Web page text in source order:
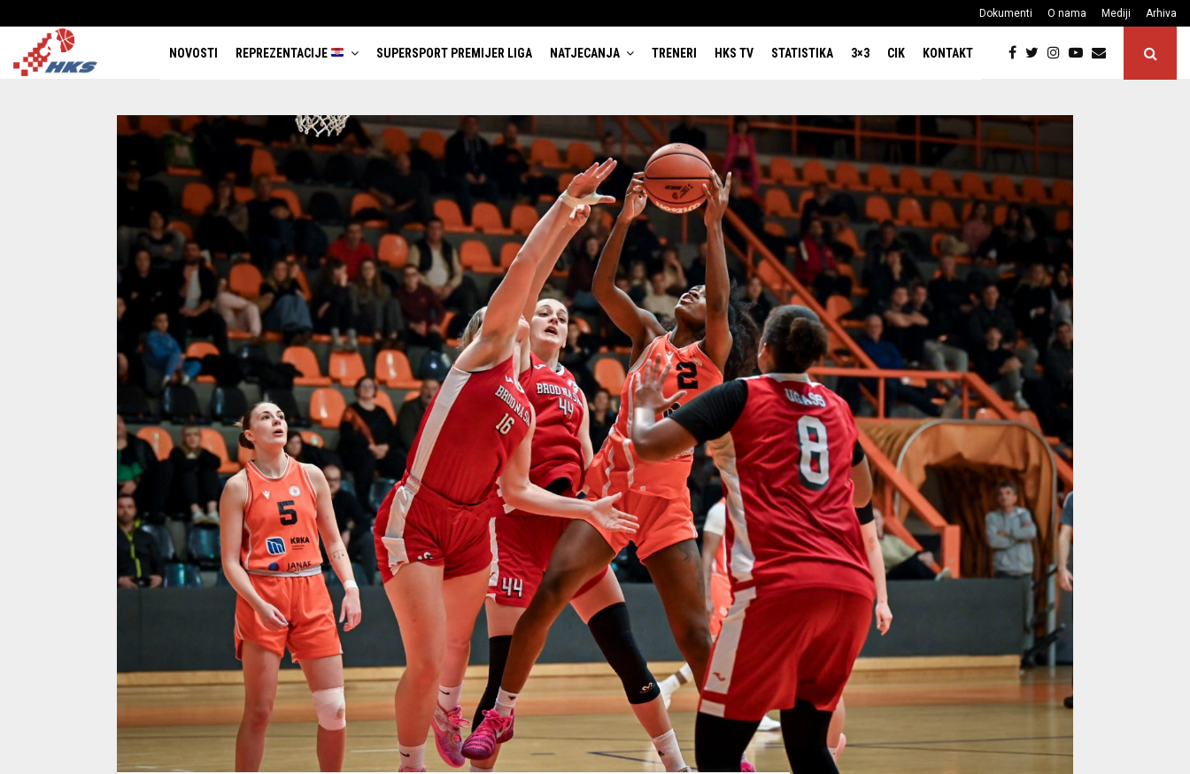
Dokumenti O nama Mediji Arhiva
NOVOSTI REPREZENTACIJE SUPERSPORT PREMIJER LIGA NATJECANJA TRENERI HKS TV STATISTIKA 3×3 CIK KONTAKT